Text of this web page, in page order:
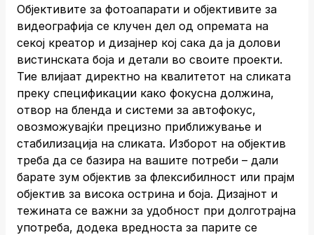
Објективите за фотоапарати и објективите за
видеографија се клучен дел од опремата на
секој креатор и дизајнер кој сака да ја долови
вистинската боја и детали во своите проекти.
Тие влијаат директно на квалитетот на сликата
преку спецификации како фокусна должина,
отвор на бленда и системи за автофокус,
овозможувајќи прецизно приближување и
стабилизација на сликата. Изборот на објектив
треба да се базира на вашите потреби – дали
барате зум објектив за флексибилност или прајм
објектив за висока острина и боја. Дизајнот и
тежината се важни за удобност при долготрајна
употреба, додека вредноста за парите се